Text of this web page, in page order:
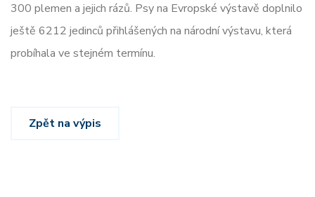
300 plemen a jejich rázů. Psy na Evropské výstavě doplnilo
ještě 6212 jedinců přihlášených na národní výstavu, která
probíhala ve stejném termínu.
Zpět na výpis